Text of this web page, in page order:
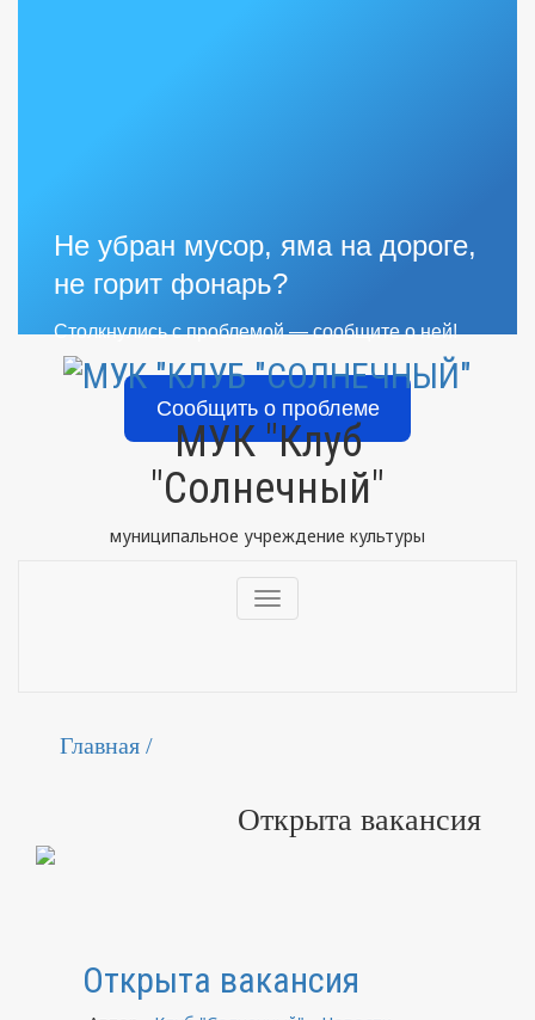
Не убран мусор, яма на дороге,
не горит фонарь?
Столкнулись с проблемой — сообщите о ней!
Сообщить о проблеме
МУК "Клуб
"Солнечный"
муниципальное учреждение культуры
Toggle
navigation
Главная /
Открыта вакансия
Открыта вакансия